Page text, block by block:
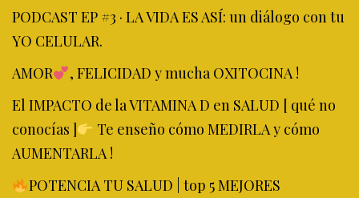
PODCAST EP #3 · LA VIDA ES ASÍ: un diálogo con tu
YO CELULAR.
AMOR
, FELICIDAD y mucha OXITOCINA !
El IMPACTO de la VITAMINA D en SALUD [ qué no
conocías ]
Te enseño cómo MEDIRLA y cómo
AUMENTARLA !
POTENCIA TU SALUD | top 5 MEJORES